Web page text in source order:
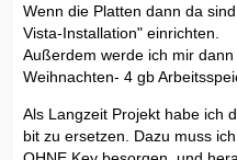
Wenn die Platten dann da
Vista-Installation" einrichten.
Außerdem werde ich mir
Weihnachten- 4 gb
Als Langzeit Projekt habe ich
bit zu ersetzen. Dazu muss